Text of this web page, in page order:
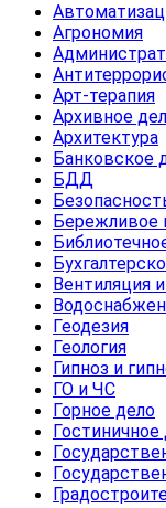
Агрономия
Арт-терапия
Архивное
Архитектура
Банковское
БДД
Бережливое
Вентиляция
Геодезия
Геология
Гипноз и
ГО и ЧС
Горное дело